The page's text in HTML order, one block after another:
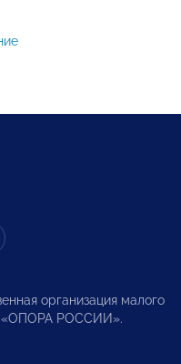
организация малого
«ОПОРА РОССИИ».